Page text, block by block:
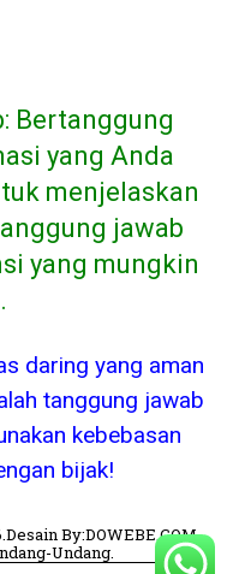
Bertanggung
yang Anda
menjelaskan
jawab
yang mungkin
daring yang aman
tanggung jawab
kebebasan
bijak!
By:DOWEBE.COM
Undang.